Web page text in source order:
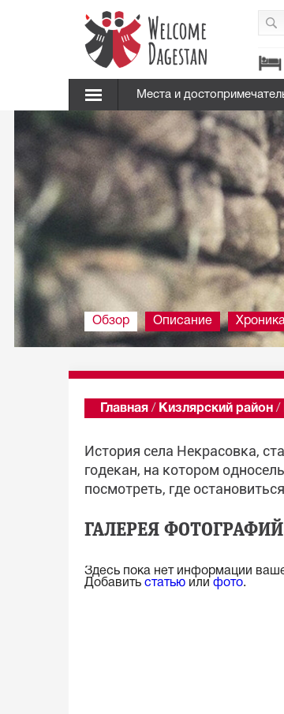
Места и
Обзор Описание
Главная / Кизлярский район /
История села Некрасовка,
годекан, на котором
посмотреть, где
ГАЛЕРЕЯ ФОТОГРАФИЙ
Здесь пока нет информации
Добавить статью или фото.